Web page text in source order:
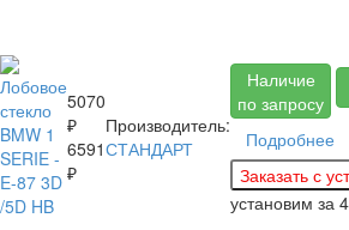
5070
₽
6591
₽
Производитель:
СТАНДАРТ
Наличие
по запросу
Подробнее
установим за